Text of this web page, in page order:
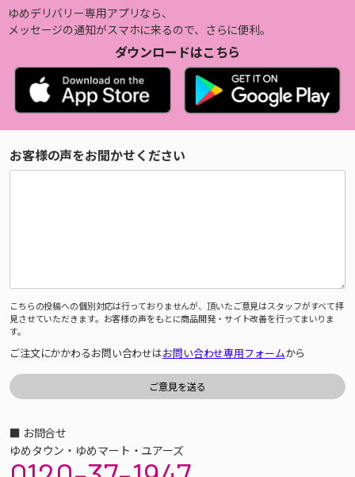
ゆめデリバリー専用アプリなら、
メッセージの通知がスマホに来るので、さらに便利。
ダウンロードはこちら
お客様の声をお聞かせください
こちらの投稿への個別対応は行っておりませんが、頂いたご意見はスタッフがすべて拝
見させていただきます。お客様の声をもとに商品開発・サイト改善を行ってまいりま
す。
ご注文にかかわるお問い合わせはお問い合わせ専用フォームから
■ お問合せ
ゆめタウン・ゆめマート・ユアーズ